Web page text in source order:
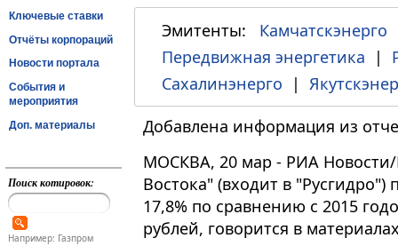
Ключевые ставки
Отчёты корпораций
Новости портала
События и
мероприятия
Доп. материалы
Поиск котировок:
Например: Газпром
Эмитенты: Камчатскэнерго
Передвижная энергетика |
Сахалинэнерго |
Добавлена информация из
МОСКВА, 20 мар - РИА
Востока" (входит в
17,8% по сравнению с 2015
рублей, говорится в